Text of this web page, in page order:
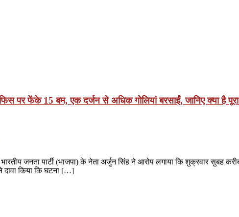
पर फेंके 15 बम, एक दर्जन से अधिक गोलियां बरसाईं, जानिए क्या है पूरा
जनता पार्टी (भाजपा) के नेता अर्जुन सिंह ने आरोप लगाया कि शुक्रवार
किया कि घटना […]